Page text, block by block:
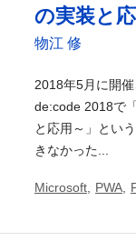
の実装と
物江 修
2018年5月に開
de:code 2018で
と応用～」とい
きなかった...
Microsoft PWA